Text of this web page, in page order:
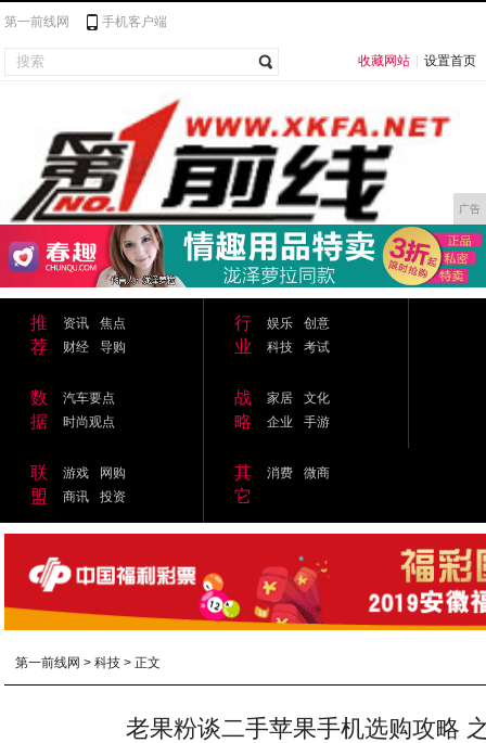
第一前线网 手机客户端
收藏网站 设置首页
广告
推
荐
资讯
焦点
财经
导购
行
业
娱乐
创意
科技
考试
数
据
汽车要点
时尚观点
战
略
家居
文化
企业
手游
联
盟
游戏
网购
商讯
投资
其
它
消费 微商
第一前线网 >科技 > 正文
老果粉谈二手苹果手机选购攻略